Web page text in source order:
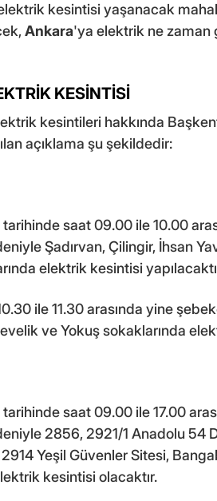
kesintisi yaşanacak
Ankara'ya elektrik ne zaman
KESİNTİSİ
kesintileri hakkında
açıklama şu şekildedir:
saat 09.00 ile 10.00
Şadırvan, Çilingir, İhsan
elektrik kesintisi
ile 11.30 arasında yine
ve Yokuş sokaklarında
saat 09.00 ile 17.00
2856, 2921/1 Anadolu 54
Yeşil Güvenler Sitesi,
kesintisi olacaktır.